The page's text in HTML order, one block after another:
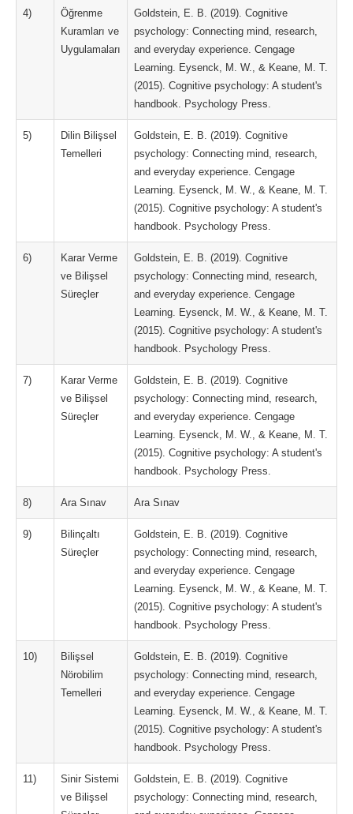
4)
Öğrenme
Kuramları ve
Uygulamaları
Goldstein, E. B. (2019). Cognitive
psychology: Connecting mind, research,
and everyday experience. Cengage
Learning. Eysenck, M. W., & Keane, M. T.
(2015). Cognitive psychology: A student's
handbook. Psychology Press.
5)
Dilin Bilişsel
Temelleri
Goldstein, E. B. (2019). Cognitive
psychology: Connecting mind, research,
and everyday experience. Cengage
Learning. Eysenck, M. W., & Keane, M. T.
(2015). Cognitive psychology: A student's
handbook. Psychology Press.
6)
Karar Verme
ve Bilişsel
Süreçler
Goldstein, E. B. (2019). Cognitive
psychology: Connecting mind, research,
and everyday experience. Cengage
Learning. Eysenck, M. W., & Keane, M. T.
(2015). Cognitive psychology: A student's
handbook. Psychology Press.
7)
Karar Verme
ve Bilişsel
Süreçler
Goldstein, E. B. (2019). Cognitive
psychology: Connecting mind, research,
and everyday experience. Cengage
Learning. Eysenck, M. W., & Keane, M. T.
(2015). Cognitive psychology: A student's
handbook. Psychology Press.
8) Ara Sınav Ara Sınav
9)
Bilinçaltı
Süreçler
Goldstein, E. B. (2019). Cognitive
psychology: Connecting mind, research,
and everyday experience. Cengage
Learning. Eysenck, M. W., & Keane, M. T.
(2015). Cognitive psychology: A student's
handbook. Psychology Press.
10)
Bilişsel
Nörobilim
Temelleri
Goldstein, E. B. (2019). Cognitive
psychology: Connecting mind, research,
and everyday experience. Cengage
Learning. Eysenck, M. W., & Keane, M. T.
(2015). Cognitive psychology: A student's
handbook. Psychology Press.
11)
Sinir Sistemi
ve Bilişsel
Goldstein, E. B. (2019). Cognitive
psychology: Connecting mind, research,